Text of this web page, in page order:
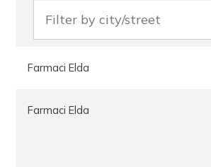
Farmaci Elda
Farmaci Elda